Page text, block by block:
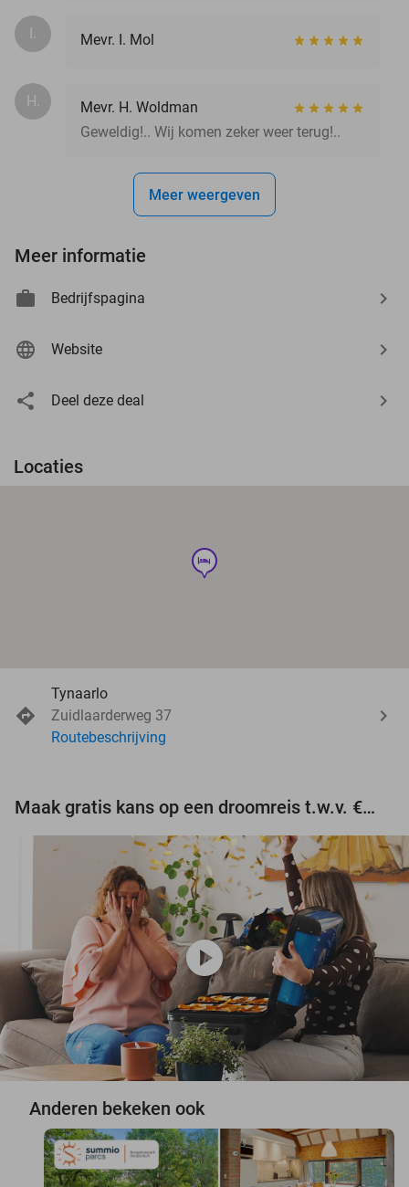
I. Mevr. I. Mol
H.
Mevr. H. Woldman
Geweldig!.. Wij komen zeker weer terug!..
Meer weergeven
Meer informatie
Bedrijfspagina
Website
Deel deze deal
Locaties
hotel
Tynaarlo
Zuidlaarderweg 37
Routebeschrijving
Maak gratis kans op een droomreis t.w.v. €3.000!
play_circle
Anderen bekeken ook